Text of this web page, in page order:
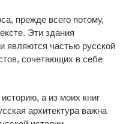
прежде всего потому,
Эти здания
являются частью русской
сочетающих в себе
а из моих книг
архитектура важна